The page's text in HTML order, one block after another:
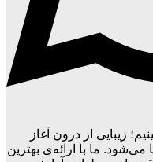
زیبایی از درون آغاز
ما با ارائه‌ی بهترین